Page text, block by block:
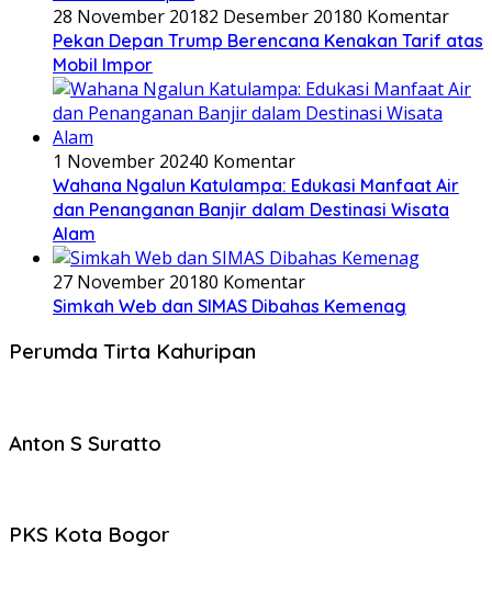
28 November 20182 Desember 20180 Komentar
Pekan Depan Trump Berencana Kenakan Tarif atas
Mobil Impor
1 November 20240 Komentar
Wahana Ngalun Katulampa: Edukasi Manfaat Air
dan Penanganan Banjir dalam Destinasi Wisata
Alam
27 November 20180 Komentar
Simkah Web dan SIMAS Dibahas Kemenag
Perumda Tirta Kahuripan
Anton S Suratto
PKS Kota Bogor